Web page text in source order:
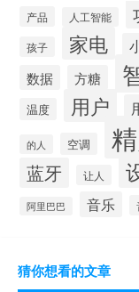
产品 人工智能
孩子 家电
数据 方糖
温度
用户
的人 空调
蓝牙 让人
阿里巴巴 音乐
猜你想看的文章